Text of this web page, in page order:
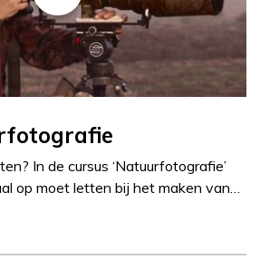
In de cursus ‘Natuurfotografie’
op moet letten bij het maken van…